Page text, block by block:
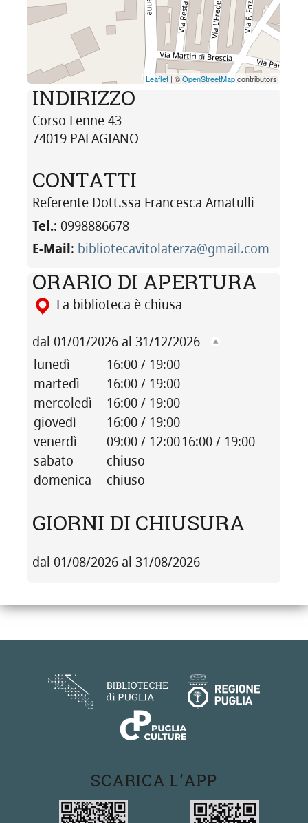
Leaflet | ©OpenStreetMapcontributors
INDIRIZZO
Corso Lenne 43
74019 PALAGIANO
CONTATTI
Referente Dott.ssa Francesca Amatulli
Tel.: 0998886678
E-Mail: bibliotecavitolaterza@gmail.com
ORARIO DI APERTURA
La biblioteca è chiusa
dal 01/01/2026 al 31/12/2026
lunedì
16:00 / 19:00
martedì
16:00 / 19:00
mercoledì
16:00 / 19:00
giovedì
16:00 / 19:00
venerdì
09:00 / 12:0016:00 / 19:00
sabato
chiuso
domenica
chiuso
GIORNI DI CHIUSURA
dal 01/08/2026 al 31/08/2026
SCARICA L'APP